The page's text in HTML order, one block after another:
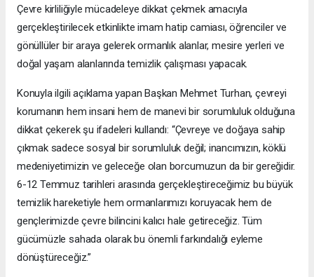
Çevre kirliliğiyle mücadeleye dikkat çekmek amacıyla
gerçekleştirilecek etkinlikte imam hatip camiası, öğrenciler ve
gönüllüler bir araya gelerek ormanlık alanlar, mesire yerleri ve
doğal yaşam alanlarında temizlik çalışması yapacak.
Konuyla ilgili açıklama yapan Başkan Mehmet Turhan, çevreyi
korumanın hem insani hem de manevi bir sorumluluk olduğuna
dikkat çekerek şu ifadeleri kullandı: “Çevreye ve doğaya sahip
çıkmak sadece sosyal bir sorumluluk değil; inancımızın, köklü
medeniyetimizin ve geleceğe olan borcumuzun da bir gereğidir.
6-12 Temmuz tarihleri arasında gerçekleştireceğimiz bu büyük
temizlik hareketiyle hem ormanlarımızı koruyacak hem de
gençlerimizde çevre bilincini kalıcı hale getireceğiz. Tüm
gücümüzle sahada olarak bu önemli farkındalığı eyleme
dönüştüreceğiz.”